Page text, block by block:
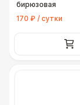
бирюзовая
170 ₽ / сутки